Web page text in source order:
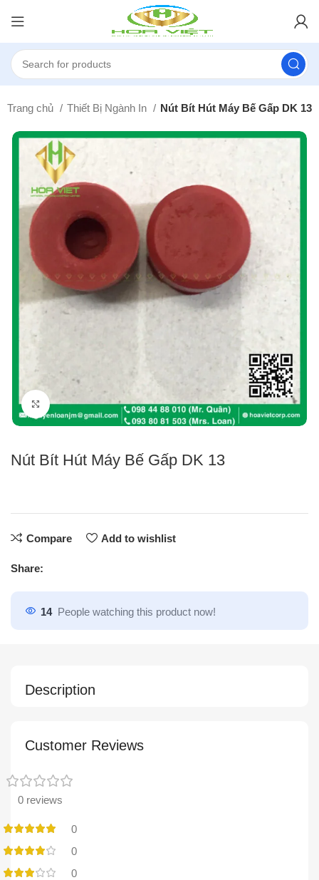
Trang chủ Thiết Bị Ngành In Nút Bít Hút Máy Bế Gấp DK 13
Click to enlarge
Nút Bít Hút Máy Bế Gấp DK 13
Compare Add to wishlist
Share:
14 People watching this product now!
Description
Customer Reviews
0 reviews
0
0
0